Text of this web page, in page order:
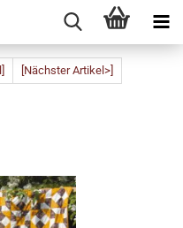
[Nächster Artikel>]